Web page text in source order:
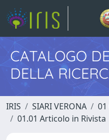
CATALOGO
DELLA
IRIS SIARI VERONA
01.01 Articolo in Rivista